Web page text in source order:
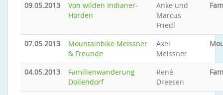
09.05.2013
Von wilden Indianer-
Horden
Anke und
Marcus
Friedl
07.05.2013
Mountainbike Meissner
& Freunde
Axel
Meissner
04.05.2013
Familienwanderung
Dollendorf
René
Dreesen